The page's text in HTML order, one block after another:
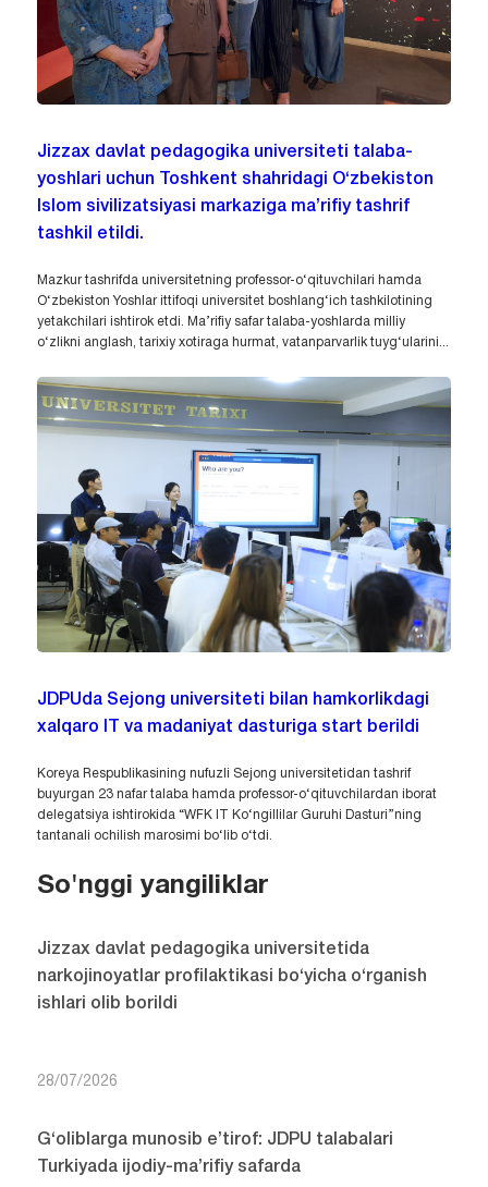
Jizzax davlat pedagogika universiteti talaba-
yoshlari uchun Toshkent shahridagi O‘zbekiston
Islom sivilizatsiyasi markaziga ma’rifiy tashrif
tashkil etildi.
Mazkur tashrifda universitetning professor-o‘qituvchilari hamda
O‘zbekiston Yoshlar ittifoqi universitet boshlang‘ich tashkilotining
yetakchilari ishtirok etdi. Ma’rifiy safar talaba-yoshlarda milliy
o‘zlikni anglash, tarixiy xotiraga hurmat, vatanparvarlik tuyg‘ularini...
JDPUda Sejong universiteti bilan hamkorlikdagi
xalqaro IT va madaniyat dasturiga start berildi
Koreya Respublikasining nufuzli Sejong universitetidan tashrif
buyurgan 23 nafar talaba hamda professor-o‘qituvchilardan iborat
delegatsiya ishtirokida “WFK IT Ko‘ngillilar Guruhi Dasturi”ning
tantanali ochilish marosimi bo‘lib o‘tdi.
So'nggi yangiliklar
Jizzax davlat pedagogika universitetida
narkojinoyatlar profilaktikasi bo‘yicha o‘rganish
ishlari olib borildi
28/07/2026
G‘oliblarga munosib e’tirof: JDPU talabalari
Turkiyada ijodiy-ma’rifiy safarda